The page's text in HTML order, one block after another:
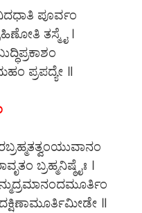
ಪೂರ್ವಂ
ತಸ್ಮೈ ।
ಪ್ರಪದ್ಯೇ ॥
ಬ್ರಹ್ಮನಿಷ್ಠೈಃ ।
॥